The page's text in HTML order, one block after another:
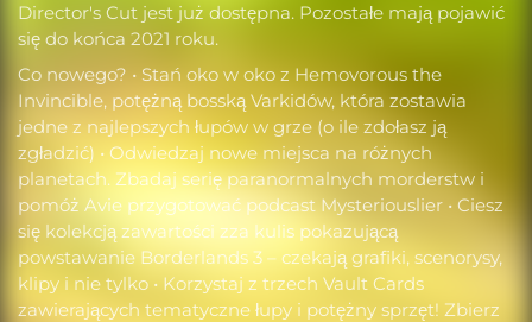
Director's Cut jest już dostępna. Pozostałe mają pojawić
się do końca 2021 roku.
Co nowego? • Stań oko w oko z Hemovorous the
Invincible, potężną bosską Varkidów, która zostawia
jedne z najlepszych łupów w grze (o ile zdołasz ją
zgładzić) • Odwiedzaj nowe miejsca na różnych
planetach. Zbadaj serię paranormalnych morderstw i
pomóż Avie przygotować podcast Mysteriouslier • Ciesz
się kolekcją zawartości zza kulis pokazującą
powstawanie Borderlands 3 – czekają grafiki, scenorysy,
klipy i nie tylko • Korzystaj z trzech Vault Cards
zawierających tematyczne łupy i potężny sprzęt! Zbierz